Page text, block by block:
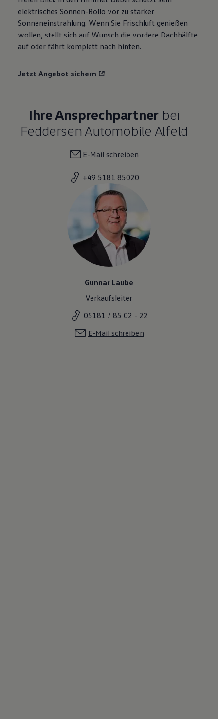
elektrisches Sonnen-Rollo vor zu starker
Sonneneinstrahlung. Wenn Sie Frischluft genießen
wollen, stellt sich auf Wunsch die vordere Dachhälfte
auf oder fährt komplett nach hinten.
Jetzt Angebot sichern
Ihre Ansprechpartner bei
Feddersen Automobile Alfeld
E-Mail schreiben
+49 5181 85020
Gunnar Laube
Verkaufsleiter
05181 / 85 02 - 22
E-Mail schreiben